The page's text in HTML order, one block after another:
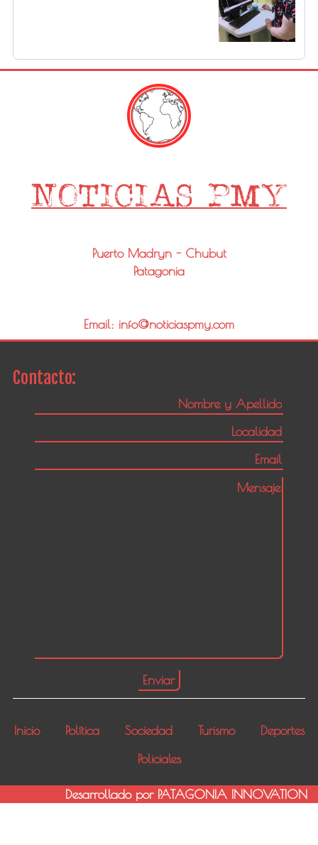
Puerto Madryn - Chubut
Patagonia
Email: info@noticiaspmy.com
Contacto:
Inicio Política Sociedad Turismo
Deportes
Policiales
Desarrollado por PATAGONIA INNOVATION